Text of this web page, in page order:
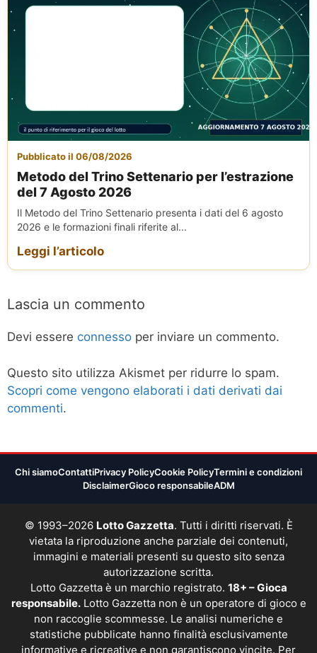
Pubblicato il 06/08/2026
Metodo del Trino Settenario per l’estrazione
del 7 Agosto 2026
Il Metodo del Trino Settenario presenta i dati del 6 agosto
2026 e le formazioni finali riferite al...
Leggi l’articolo
Lascia un commento
Devi essere connesso per inviare un commento.
Questo sito utilizza Akismet per ridurre lo spam.
Scopri come vengono elaborati i dati derivati dai
commenti.
Chi siamoContattiPrivacy PolicyCookie PolicyTermini e condizioni
DisclaimerGioco responsabileADM
© 1993–2026 Lotto Gazzetta. Tutti i diritti riservati. È
vietata la riproduzione anche parziale dei contenuti,
immagini e materiali presenti su questo sito senza
autorizzazione scritta.
Lotto Gazzetta è un marchio registrato. 18+ – Gioca
responsabile.Lotto Gazzetta non è un operatore di gioco e
non raccoglie scommesse. Le analisi numeriche e
statistiche pubblicate hanno finalità esclusivamente
informative e ricreative e non garantiscono vincite. Per